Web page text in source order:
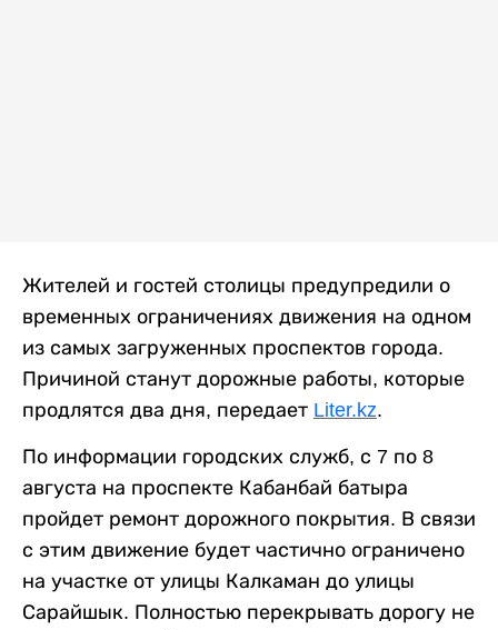
Жителей и гостей столицы предупредили о
временных ограничениях движения на одном
из самых загруженных проспектов города.
Причиной станут дорожные работы, которые
продлятся два дня, передает Liter.kz.
По информации городских служб, с 7 по 8
августа на проспекте Кабанбай батыра
пройдет ремонт дорожного покрытия. В связи
с этим движение будет частично ограничено
на участке от улицы Калкаман до улицы
Сарайшык. Полностью перекрывать дорогу не